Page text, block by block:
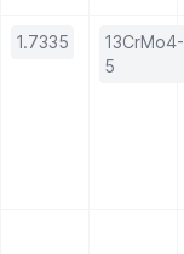
1.7335
13CrMo4-
5